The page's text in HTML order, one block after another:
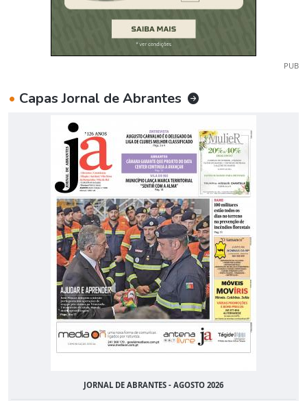
PUB
• Capas Jornal de Abrantes
JORNAL DE ABRANTES - AGOSTO 2026